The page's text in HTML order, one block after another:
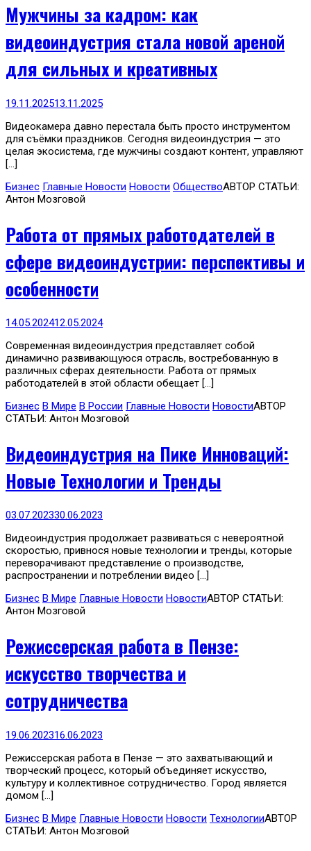
Мужчины за кадром: как
видеоиндустрия стала новой ареной
для сильных и креативных
19.11.202513.11.2025
Видеокамера давно перестала быть просто инструментом
для съёмки праздников. Сегодня видеоиндустрия — это
целая экосистема, где мужчины создают контент, управляют
[…]
Бизнес Главные Новости Новости ОбществоАВТОР СТАТЬИ:
Антон Мозговой
Работа от прямых работодателей в
сфере видеоиндустрии: перспективы и
особенности
14.05.202412.05.2024
Современная видеоиндустрия представляет собой
динамично развивающуюся отрасль, востребованную в
различных сферах деятельности. Работа от прямых
работодателей в этой области обещает […]
Бизнес В Мире В России Главные Новости НовостиАВТОР
СТАТЬИ: Антон Мозговой
Видеоиндустрия на Пике Инноваций:
Новые Технологии и Тренды
03.07.202330.06.2023
Видеоиндустрия продолжает развиваться с невероятной
скоростью, привнося новые технологии и тренды, которые
переворачивают представление о производстве,
распространении и потреблении видео […]
Бизнес В Мире Главные Новости НовостиАВТОР СТАТЬИ:
Антон Мозговой
Режиссерская работа в Пензе:
искусство творчества и
сотрудничества
19.06.202316.06.2023
Режиссерская работа в Пензе — это захватывающий и
творческий процесс, который объединяет искусство,
культуру и коллективное сотрудничество. Город является
домом […]
Бизнес В Мире Главные Новости Новости ТехнологииАВТОР
СТАТЬИ: Антон Мозговой